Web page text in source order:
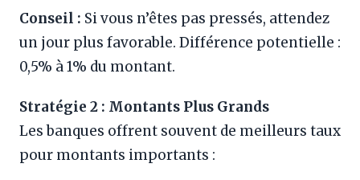
Conseil : Si vous n’êtes pas pressés, attendez
un jour plus favorable. Différence potentielle :
0,5% à 1% du montant.
Stratégie 2 : Montants Plus Grands
Les banques offrent souvent de meilleurs taux
pour montants importants :